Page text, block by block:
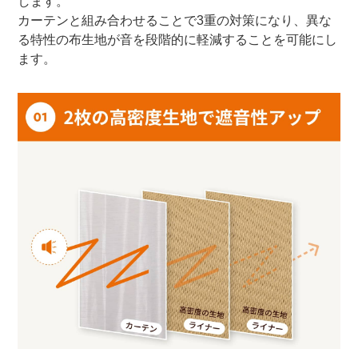
カーテンと組み合わせることで3重の対策になり、異な
る特性の布生地が音を段階的に軽減することを可能にし
ます。